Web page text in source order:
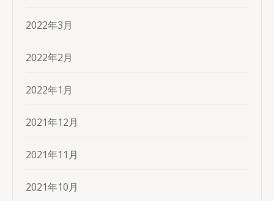
2022年3月
2022年2月
2022年1月
2021年12月
2021年11月
2021年10月